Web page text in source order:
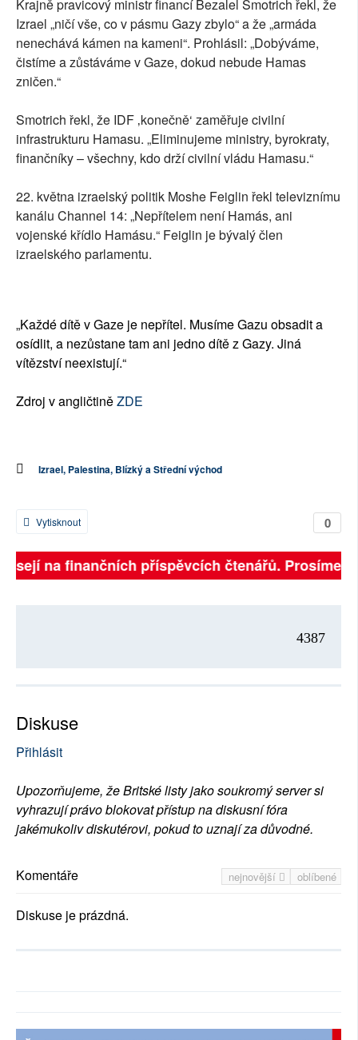
Krajně pravicový ministr financí Bezalel Smotrich řekl, že
Izrael „ničí vše, co v pásmu Gazy zbylo“ a že „armáda
nenechává kámen na kameni“. Prohlásil: „Dobýváme,
čistíme a zůstáváme v Gaze, dokud nebude Hamas
zničen.“
Smotrich řekl, že IDF ‚konečně‘ zaměřuje civilní
infrastrukturu Hamasu. „Eliminujeme ministry, byrokraty,
finančníky – všechny, kdo drží civilní vládu Hamasu.“
22. května izraelský politik Moshe Feiglin řekl televiznímu
kanálu Channel 14: „Nepřítelem není Hamás, ani
vojenské křídlo Hamásu.“ Feiglin je bývalý člen
izraelského parlamentu.
„Každé dítě v Gaze je nepřítel. Musíme Gazu obsadit a
osídlit, a nezůstane tam ani jedno dítě z Gazy. Jiná
vítězství neexistují.“
Zdroj v angličtiněZDE
Izrael, Palestina, Blízký a Střední východ
0
Vytisknout
na finančních příspěvcích čtenářů. Prosíme,
4387
Diskuse
Přihlásit
Upozorňujeme, že Britské listy jako soukromý server si
vyhrazují právo blokovat přístup na diskusní fóra
jakémukoliv diskutérovi, pokud to uznají za důvodné.
nejnovější oblíbené
Komentáře
Diskuse je prázdná.